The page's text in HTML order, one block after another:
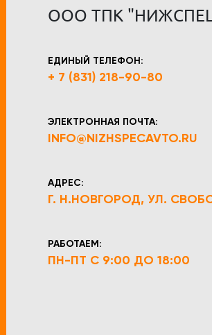
ООО ТПК
ЕДИНЫЙ ТЕЛЕФОН:
+ 7 (831) 218-90-80
ЭЛЕКТРОННАЯ ПОЧТА:
INFO@NIZHSPECAVTO.RU
АДРЕС:
Г. Н.НОВГОРОД, УЛ.
РАБОТАЕМ:
ПН-ПТ С 9:00 ДО 18:00